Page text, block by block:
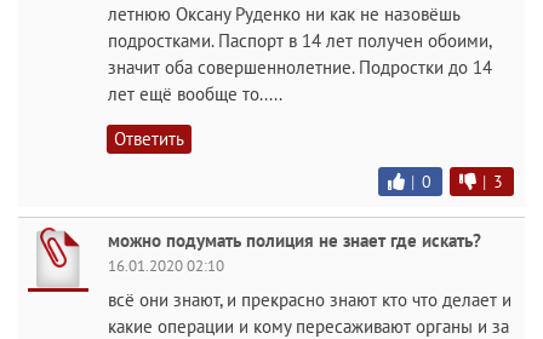
летнюю Оксану Руденко ни как не назовёшь
подростками. Паспорт в 14 лет получен обоими,
значит оба совершеннолетние. Подростки до 14
лет ещё вообще то.....
Ответить
| 0 | 3
можно подумать полиция не знает где искать?
16.01.2020 02:10
всё они знают, и прекрасно знают кто что делает и
какие операции и кому пересаживают органы и за